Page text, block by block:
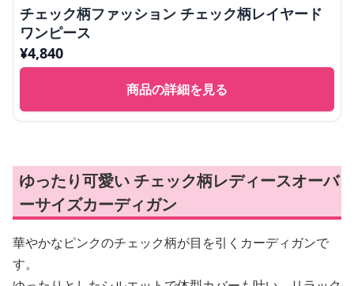
チェック柄ファッション チェック柄レイヤード
ワンピース
¥4,840
商品の詳細を見る
ゆったり可愛い チェック柄レディースオーバ
ーサイズカーディガン
華やかなピンクのチェック柄が目を引くカーディガンで
す。